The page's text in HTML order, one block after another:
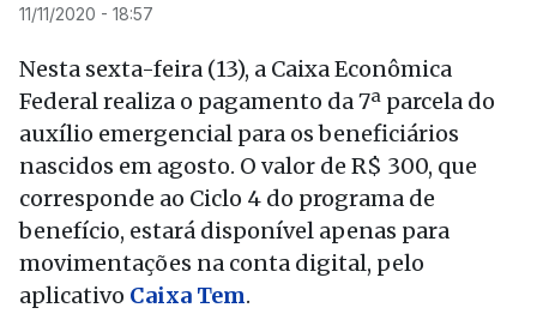
11/11/2020 - 18:57
Nesta sexta-feira (13), a Caixa Econômica
Federal realiza o pagamento da 7ª parcela do
auxílio emergencial para os beneficiários
nascidos em agosto. O valor de R$ 300, que
corresponde ao Ciclo 4 do programa de
benefício, estará disponível apenas para
movimentações na conta digital, pelo
aplicativo Caixa Tem.